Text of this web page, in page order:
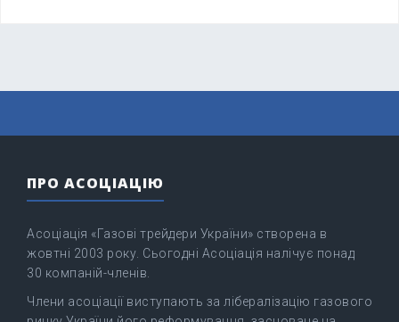
ПРО АСОЦІАЦІЮ
Асоціація «Газові трейдери України» створена в
жовтні 2003 року. Сьогодні Асоціація налічує понад
30 компаній-членів.
Члени асоціації виступають за лібералізацію газового